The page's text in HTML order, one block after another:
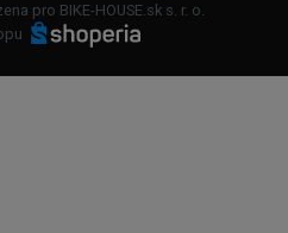
pro BIKE-HOUSE.sk s. r. o.